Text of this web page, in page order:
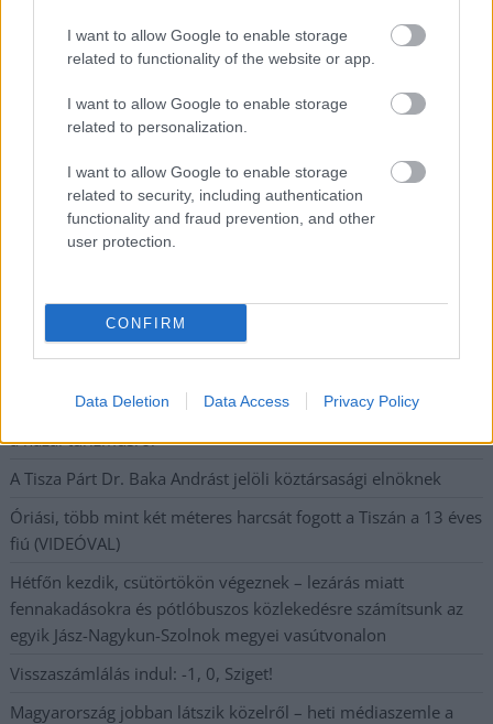
I want to allow Google to enable storage
related to functionality of the website or app.
I want to allow Google to enable storage
related to personalization.
I want to allow Google to enable storage
related to security, including authentication
functionality and fraud prevention, and other
user protection.
CONFIRM
Data Deletion Data Access Privacy Policy
meg e-mail címét:
Megismertem és elfogadom a GDPR-szabályzat
Nem szeretne lemaradni semmiről? Csak egy kattintás, és hírlevelünk a
legfrissebb információkkal és exkluzív tartalmakkal hétről hétre
postaládájába érkezik!
Baka András egy hónapja még a Tiszától független államfőről
Drágább lett Magyarország, de vajon jobb is? – kemény kritika
a hazai turizmusról
A Tisza Párt Dr. Baka Andrást jelöli köztársasági elnöknek
Óriási, több mint két méteres harcsát fogott a Tiszán a 13 éves
fiú (VIDEÓVAL)
Hétfőn kezdik, csütörtökön végeznek – lezárás miatt
fennakadásokra és pótlóbuszos közlekedésre számítsunk az
egyik Jász-Nagykun-Szolnok megyei vasútvonalon
Visszaszámlálás indul: -1, 0, Sziget!
Magyarország jobban látszik közelről – heti médiaszemle a